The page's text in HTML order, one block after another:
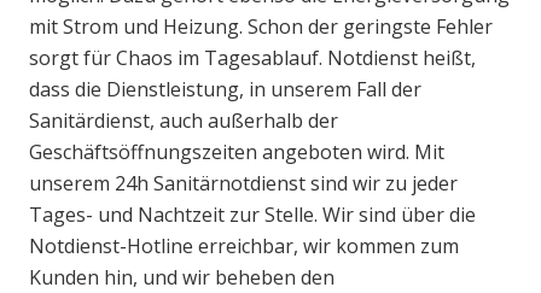
mit Strom und Heizung. Schon der geringste Fehler
sorgt für Chaos im Tagesablauf. Notdienst heißt,
dass die Dienstleistung, in unserem Fall der
Sanitärdienst, auch außerhalb der
Geschäftsöffnungszeiten angeboten wird. Mit
unserem 24h Sanitärnotdienst sind wir zu jeder
Tages- und Nachtzeit zur Stelle. Wir sind über die
Notdienst-Hotline erreichbar, wir kommen zum
Kunden hin, und wir beheben den